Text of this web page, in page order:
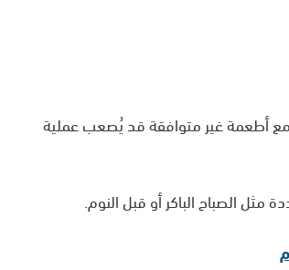
أطعمة غير متوافقة قد يُصعب عملية
مثل الصباح الباكر أو قبل النوم.